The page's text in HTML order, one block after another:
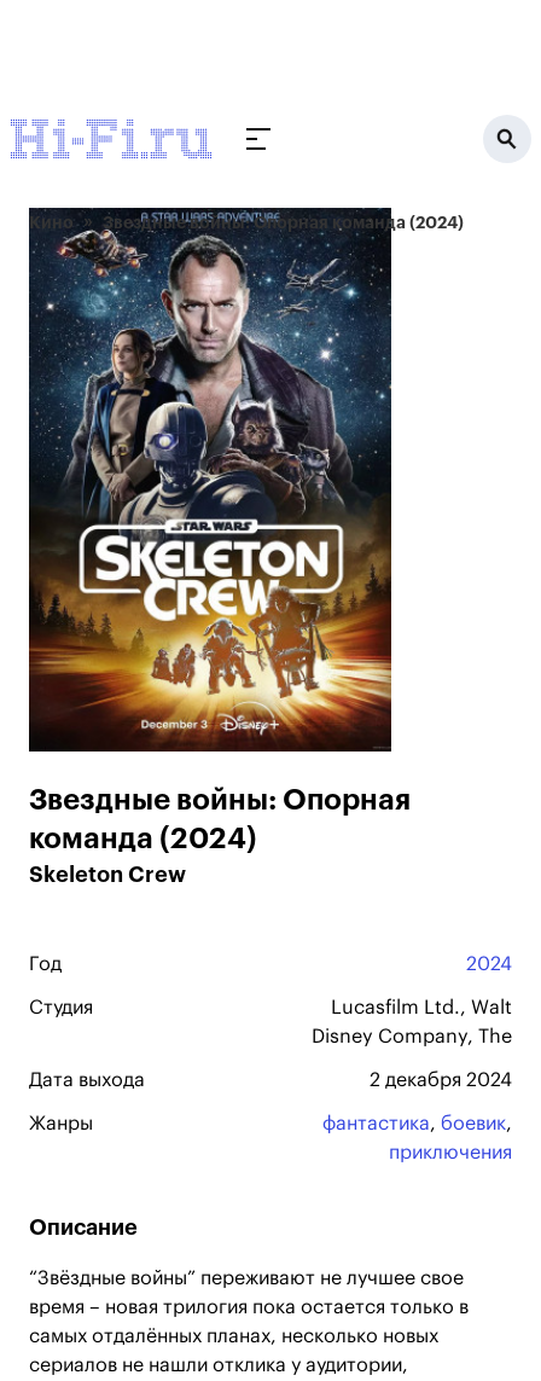
Кино Звездные войны: Опорная команда (2024)
Звездные войны: Опорная
команда (2024)
Skeleton Crew
Год 2024
Студия
Lucasfilm Ltd., Walt
Disney Company, The
Дата выхода 2 декабря 2024
Жанры фантастика, боевик,
приключения
Описание
“Звёздные войны” переживают не лучшее свое
время – новая трилогия пока остается только в
самых отдалённых планах, несколько новых
сериалов не нашли отклика у аудитории,